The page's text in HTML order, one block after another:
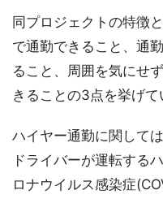
同プロジェクトの特徴
で通勤できること、通
ること、周囲を気にせ
きることの3点を挙げて
ハイヤー通勤に関して
ドライバーが運転する
ロナウイルス感染症